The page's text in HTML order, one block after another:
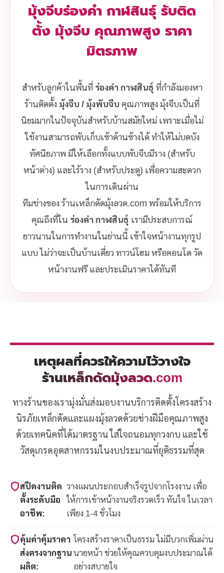
มุ้งจีบร่องคำ กาฬสินธุ์ รับติด
ตั้ง มุ้งจีบ คุณภาพสูง ราคา
มิตรภาพ
สำหรับลูกค้าในพื้นที่ ร่องคำ กาฬสินธุ์ ที่กำลังมองหา
ร้านติดตั้ง มุ้งจีบ / มุ้งพับจีบ คุณภาพสูง มุ้งจีบเป็นที่
นิยมมากในปัจจุบันสำหรับบ้านสมัยใหม่ เพราะเมื่อไม่
ใช้งานสามารถพับเก็บเข้าด้านข้างได้ ทำให้ไม่บดบัง
ทัศนียภาพ มีให้เลือกทั้งแบบพับจีบมีราง (สำหรับ
หน้าต่าง) และไร้ราง (สำหรับประตู) เพื่อความสะดวก
ในการเดินผ่าน
ทีมช่างของ ร้านเหล็กดัดมุ้งลวด.com พร้อมให้บริการ
คุณถึงที่ใน ร่องคำ กาฬสินธุ์ เรามีประสบการณ์
ยาวนานในการทำงานในย่านนี้ เข้าใจหน้างานทุกรูป
แบบ ไม่ว่าจะเป็นบ้านเดี่ยว ทาวน์โฮม หรือคอนโด วัด
หน้างานฟรี และประเมินราคาได้ทันที
เหตุผลที่ควรให้ความไว้วางใจ
ร้านเหล็กดัดมุ้งลวด.com
ทางร้านของเรามุ่งมั่นส่งมอบงานบริการติดตั้งโครงสร้าง
นิรภัยเหล็กดัดและแผงมุ้งลวดด้วยช่างฝีมือคุณภาพสูง
ด้วยเทคนิคที่ได้มาตรฐาน ใส่ใจถนอมทุกวงกบ และใช้
วัสดุเกรดอุตสาหกรรมในงบประมาณที่ยุติธรรมที่สุด
สปีดงานติด
ตั้งระดับมือ
อาชีพ:
วางแผนประกอบสำเร็จรูปจากโรงงาน เพื่อ
ให้การเข้าหน้างานจริงรวดเร็ว ทันใจ ในเวลา
เพียง 1-4 ชั่วโมง
คุ้มค่าคุ้มราคา
ส่งตรงจากฐาน
ผลิต:
โครงสร้างราคาเป็นธรรม ไม่มีบวกเพิ่มผ่าน
นายหน้า ช่วยให้คุณควบคุมงบประมาณได้
อย่างสบายใจ